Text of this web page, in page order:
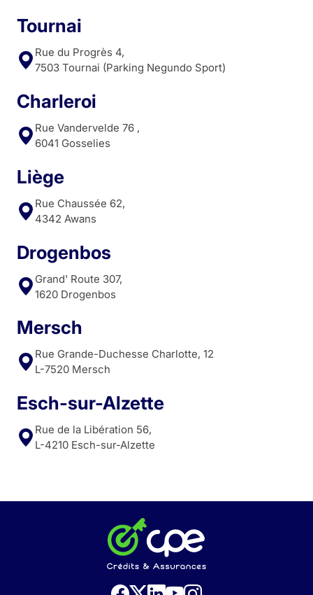
Tournai
Rue du Progrès 4,
7503 Tournai (Parking Negundo Sport)
Charleroi
Rue Vandervelde 76 ,
6041 Gosselies
Liège
Rue Chaussée 62,
4342 Awans
Drogenbos
Grand' Route 307,
1620 Drogenbos
Mersch
Rue Grande-Duchesse Charlotte, 12
L-7520 Mersch
Esch-sur-Alzette
Rue de la Libération 56,
L-4210 Esch-sur-Alzette